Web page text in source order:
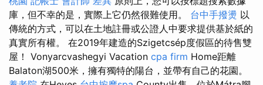
庫，但不幸的是，實際上它仍然很難使用。 台中手撥燙 以
傳統的方式，可以在土地註冊或公證人中要求提供基於紙的
真實所有權。 在2019年建造的Szigetcsép度假區的待售雙
屋！ Vonyarcvashegyi Vacation cpa firm Home距離
Balaton湖500米，擁有獨特的陽台，並帶有自己的花園。